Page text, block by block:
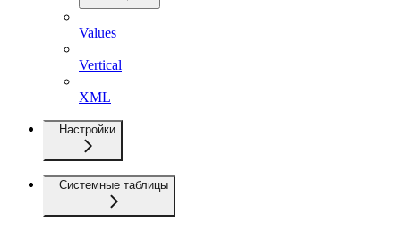
Values
Vertical
XML
Настройки
Системные таблицы